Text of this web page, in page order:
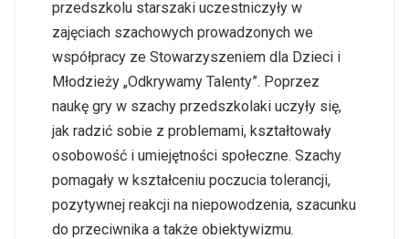
przedszkolu starszaki uczestniczyły w
zajęciach szachowych prowadzonych we
współpracy ze Stowarzyszeniem dla Dzieci i
Młodzieży „Odkrywamy Talenty”. Poprzez
naukę gry w szachy przedszkolaki uczyły się,
jak radzić sobie z problemami, kształtowały
osobowość i umiejętności społeczne. Szachy
pomagały w kształceniu poczucia tolerancji,
pozytywnej reakcji na niepowodzenia, szacunku
do przeciwnika a także obiektywizmu.